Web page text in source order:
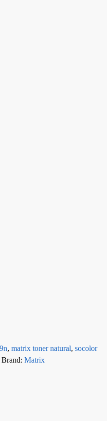
, matrix toner natural, socolor
Brand: Matrix